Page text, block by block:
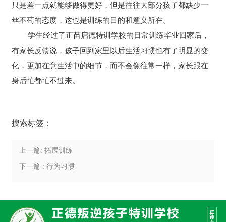
只是差一点就能够做得更好，但是往往大部分孩子都缺少一
丝不苟的态度，这也是训练的目的和意义所在。
学生经过了正苗启德特训学校的日常训练毕业回家后，
有家长反馈说，孩子回到家里以后生活习惯也有了明显的变
化，更加在意生活中的细节，而不会像往常一样，家长跟在
身后忙都忙不过来。
搜索标签：
上一篇: 拓展训练
下一篇 : 行为习惯